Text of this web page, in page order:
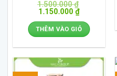
Được xếp
hạng 55
1.500.000₫
Giá
là:
1.500.000 ₫.
1.150.000₫Giá
tại
là:
1.150.000 ₫.
THÊM VÀO GIỎ